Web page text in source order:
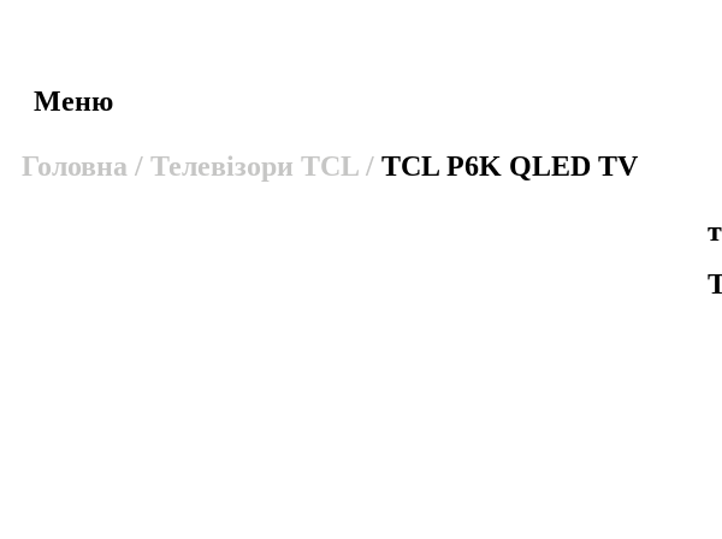
Меню
Головна / Телевізори TCL / TCL P6K QLED TV